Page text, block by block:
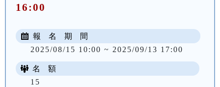
16:00
報 名 期 間
2025/08/15 10:00 ~ 2025/09/13 17:00
名 額
15